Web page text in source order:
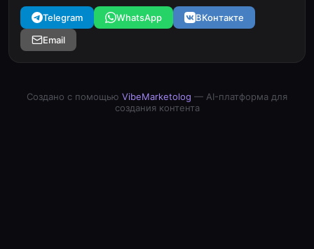
Telegram WhatsApp
ВКонтакте
Email
Создано с помощью VibeMarketolog — AI-платформа для
создания контента